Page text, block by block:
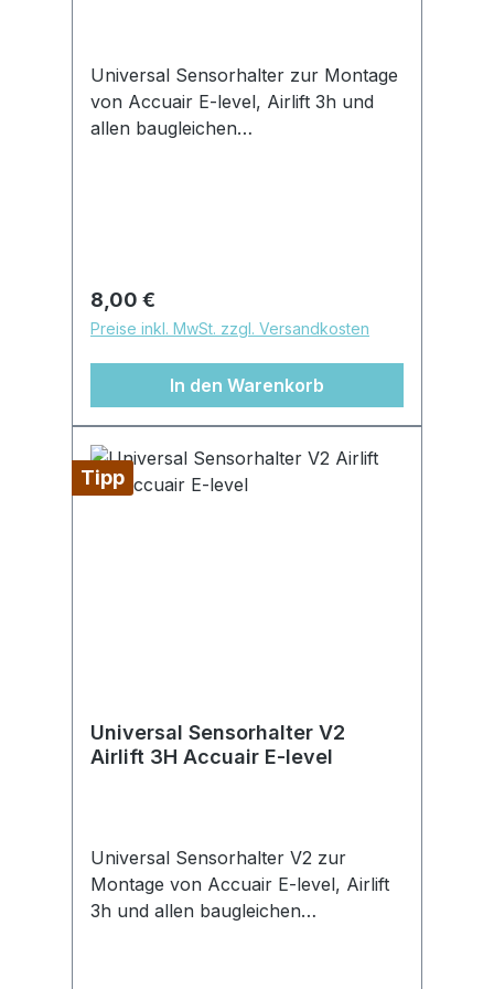
Universal Sensorhalter zur Montage
von Accuair E-level, Airlift 3h und
allen baugleichen
Gesamtlänge 15cm
Regulärer Preis:
8,00 €
Preise inkl. MwSt. zzgl. Versandkosten
In den Warenkorb
Tipp
Universal Sensorhalter V2
Airlift 3H Accuair E-level
Universal Sensorhalter V2 zur
Montage von Accuair E-level, Airlift
3h und allen baugleichen